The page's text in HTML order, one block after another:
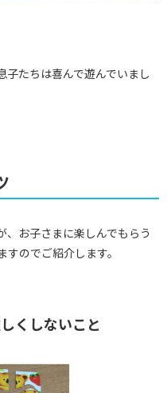
子たちは喜んで遊んでいまし
、お子さまに楽しんでもらう
のでご紹介します。
くしないこと